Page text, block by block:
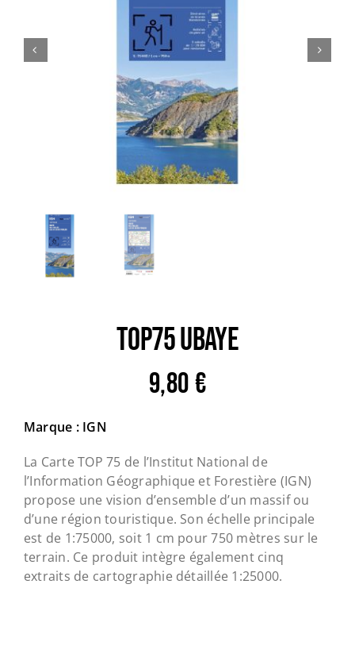
Trail
Escalade / Alpinisme
Bons Plans
TOP75 UBAYE
9,80€
Marque : IGN
La Carte TOP75 de l’Institut National de
l’Information Géographique et Forestière (IGN)
propose une vision d’ensemble d’un massif ou
d’une région touristique. Son échelle principale
est de 1:75000, soit 1 cm pour750 mètres sur le
terrain. Ce produit intègre également cinq
extraits de cartographie détaillée 1:25000.